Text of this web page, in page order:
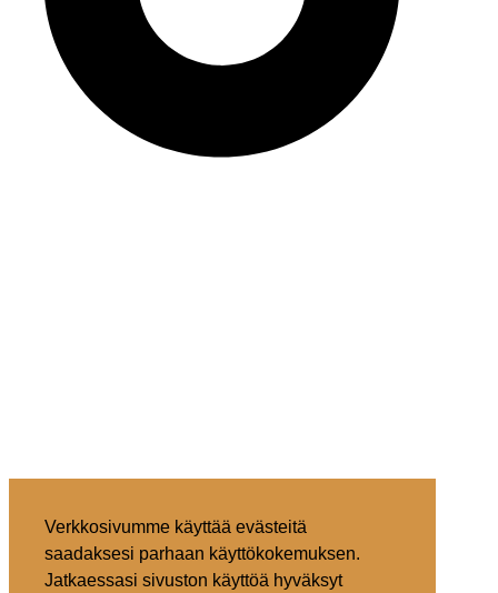
Verkkosivumme käyttää evästeitä
saadaksesi parhaan käyttökokemuksen.
Jatkaessasi sivuston käyttöä hyväksyt